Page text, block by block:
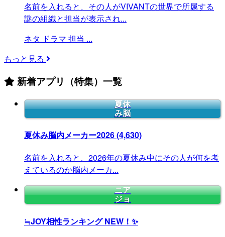
名前を入れると、その人がVIVANTの世界で所属する
謎の組織と担当が表示され...
ネタ ドラマ 担当 ...
もっと見る
新着アプリ（特集）一覧
夏休
み脳
夏休み脳内メーカー2026(4,630)
名前を入れると、2026年の夏休み中にその人が何を考
えているのか脳内メーカ...
ニア
ジョ
≒JOY相性ランキングNEW！✨